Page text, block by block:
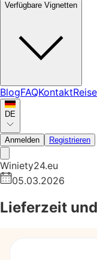
Verfügbare Vignetten
BlogFAQKontakt
DE
Anmelden Registrieren
Winiety24.eu
05.03.2026
Lieferzeit